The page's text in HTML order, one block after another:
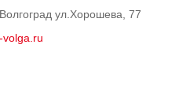
ул.Хорошева, 77
volga.ru